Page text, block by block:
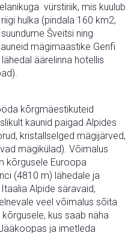
vürstiriik, mis kuulub
hulka (pindala 160 km2,
Šveitsi ning
mägimaastike Genfi
äärelinna hotellis
kõrgmäestikuteid
kaunid paigad Alpides
kristallselged mägijärved,
mägikülad). Võimalus
kõrgusele Euroopa
(4810 m) lähedale ja
Alpide säravaid,
veel võimalus sõita
kus saab näha
ja imetleda